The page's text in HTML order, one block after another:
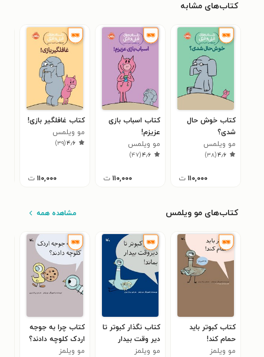
کتاب‌های مشابه
کتاب خوش حال
شدی؟
مو ویلمس
۴٫۶(۳۸)
۱۱۰,۰۰۰ ت
کتاب اسباب بازی
عزیزم!
مو ویلمس
۴٫۶(۴۷)
۱۱۰,۰۰۰ ت
کتاب غافلگیر بازی!
مو ویلمس
۴٫۶(۳۹)
۱۱۰,۰۰۰ ت
کتاب‌های مو ویلمس مشاهده همه
کتاب کبوتر باید
حمام کند!
مو ویلمز
کتاب نگذار کبوتر تا
دیر وقت بیدار
بماند!
مو ویلمز
کتاب چرا به جوجه
اردک کلوچه دادند؟
مو ویلمز